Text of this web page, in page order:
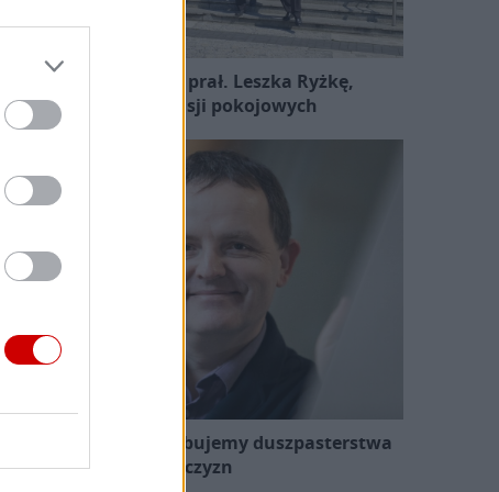
Pożegnano śp. ks. prał. Leszka Ryżkę,
uczestnika misji pokojowych
Andrzej Lewek: potrzebujemy duszpasterstwa
mężczyzn